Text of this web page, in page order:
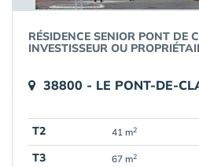
RÉSIDENCE SENIOR PONT DE
INVESTISSEUR OU
38800 - LE PONT-DE-
T2 41 m2
T3
67 m2